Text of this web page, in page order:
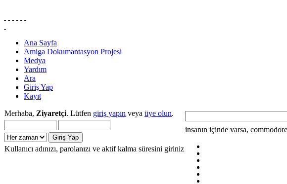
Ana Sayfa
Amiga Dokumantasyon Projesi
Medya
Yardım
Ara
Giriş Yap
Kayıt
Merhaba, Ziyaretçi. Lütfen giriş yapın veya üye olun.
Kullanıcı adınızı, parolanızı ve aktif kalma süresini giriniz
insanın içinde varsa,